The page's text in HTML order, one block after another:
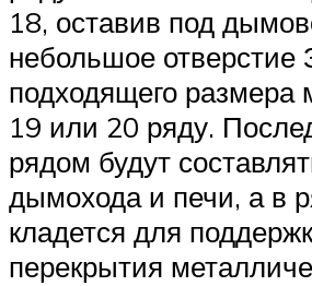
18, оставив под
небольшое отверстие
подходящего размера
19 или 20 ряду.
рядом будут
дымохода и печи, а в
кладется для
перекрытия